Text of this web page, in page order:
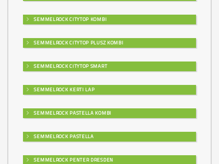
SEMMELROCK CITYTOP KOMBI
SEMMELROCK CITYTOP PLUSZ KOMBI
SEMMELROCK CITYTOP SMART
SEMMELROCK KERTI LAP
SEMMELROCK PASTELLA KOMBI
SEMMELROCK PASTELLA
SEMMELROCK PENTER DRESDEN